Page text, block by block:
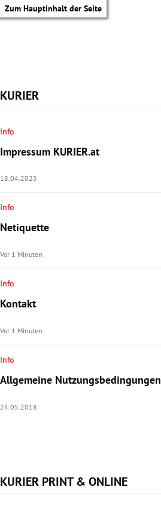
Zum Hauptinhalt der Seite
Untermenü
Untermenü
Untermenü
Untermenü
KURIER
Info
Impressum KURIER.at
18.04.2025
Info
Netiquette
Vor 1 Minuten
Info
Kontakt
Vor 1 Minuten
Info
Allgemeine Nutzungsbedingungen
24.05.2018
KURIER PRINT & ONLINE